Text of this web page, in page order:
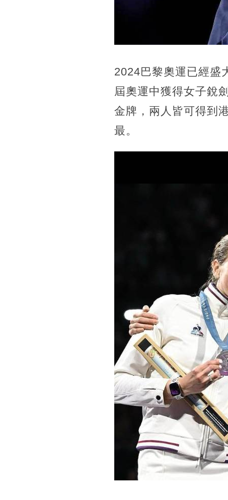
2024巴黎奧運已經盛
屆奧運中獲得女子銳
金牌，兩人皆可得到
最。